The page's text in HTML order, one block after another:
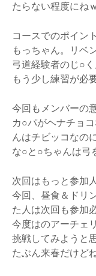
たらない程度にねｗ
コースでのポイン
もっちゃん。リベ
弓道経験者のじ○
もう少し練習が必
今回もメンバーの
カ○パがヘナチョ
んはチビッコなの
な○と○ちゃんは弓
次回はもっと参加
今回、昼食＆ドリ
た人は次回も参加
今度はのアーチェ
挑戦してみようと
たぶん来春だけど